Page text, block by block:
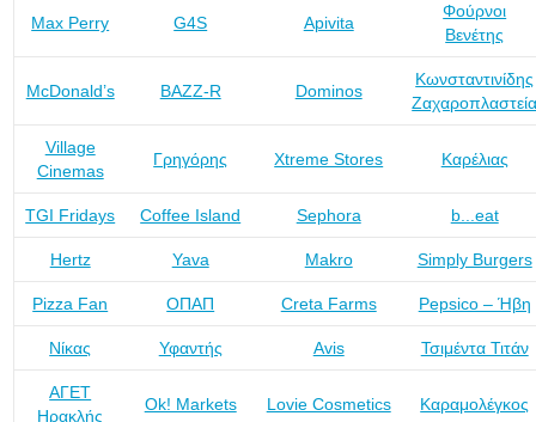
Max Perry G4S Apivita
Φούρνοι
Βενέτης
McDonald’s BAZZ-R Dominos
Κωνσταντινίδης
Village
Cinemas
Γρηγόρης Xtreme Stores Καρέλιας
TGI Fridays Coffee Island Sephora b...eat
Hertz Yava Makro Simply Burgers
Pizza Fan ΟΠΑΠ Creta Farms Pepsico – Ήβη
Νίκας Υφαντής Avis Τσιμέντα Τιτάν
ΑΓΕΤ
Ηρακλής
Ok! Markets Lovie Cosmetics Καραμολέγκος